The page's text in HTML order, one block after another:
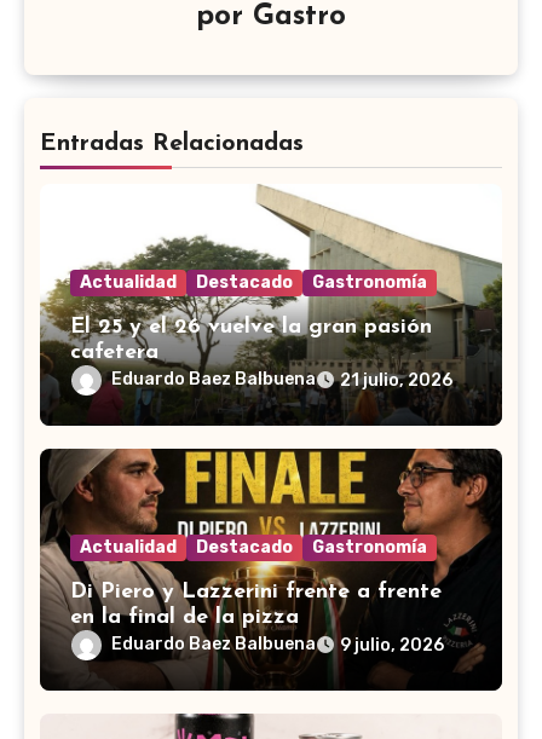
por Gastro
Entradas Relacionadas
Actualidad Destacado Gastronomía
El 25 y el 26 vuelve la gran pasión
cafetera
Eduardo Baez Balbuena 21 julio, 2026
Actualidad Destacado Gastronomía
Di Piero y Lazzerini frente a frente
en la final de la pizza
Eduardo Baez Balbuena 9 julio, 2026